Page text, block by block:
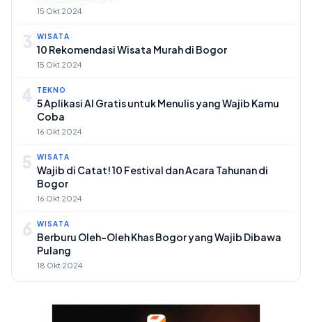
15 Okt 2024
3 WISATA
10 Rekomendasi Wisata Murah di Bogor
15 Okt 2024
4 TEKNO
5 Aplikasi AI Gratis untuk Menulis yang Wajib Kamu
Coba
16 Okt 2024
5 WISATA
Wajib di Catat! 10 Festival dan Acara Tahunan di
Bogor
16 Okt 2024
6 WISATA
Berburu Oleh-Oleh Khas Bogor yang Wajib Dibawa
Pulang
18 Okt 2024